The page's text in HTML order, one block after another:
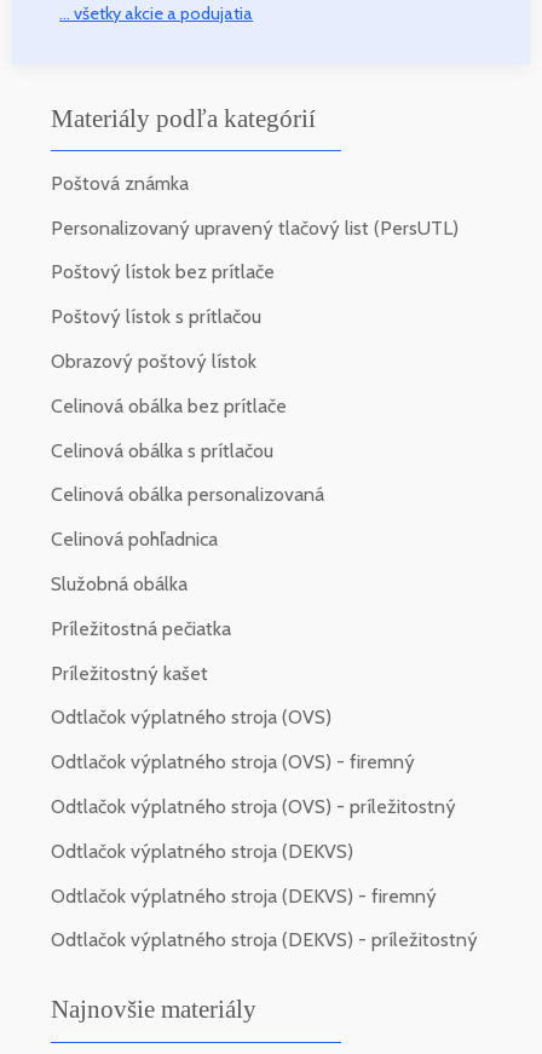
... všetky akcie a podujatia
Materiály podľa kategórií
Poštová známka
Personalizovaný upravený tlačový list (PersUTL)
Poštový lístok bez prítlače
Poštový lístok s prítlačou
Obrazový poštový lístok
Celinová obálka bez prítlače
Celinová obálka s prítlačou
Celinová obálka personalizovaná
Celinová pohľadnica
Služobná obálka
Príležitostná pečiatka
Príležitostný kašet
Odtlačok výplatného stroja (OVS)
Odtlačok výplatného stroja (OVS) - firemný
Odtlačok výplatného stroja (OVS) - príležitostný
Odtlačok výplatného stroja (DEKVS)
Odtlačok výplatného stroja (DEKVS) - firemný
Odtlačok výplatného stroja (DEKVS) - príležitostný
Najnovšie materiály